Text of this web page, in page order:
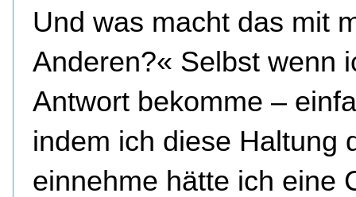
Und was macht das mit
Anderen?« Selbst wenn
Antwort bekomme –
indem ich diese Haltung
einnehme hätte ich eine